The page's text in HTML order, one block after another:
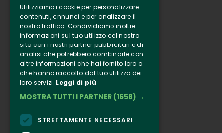
Tenuta Selvaggia
Contacts
Online ticketing
Clappit
Information
Follow Us
Facebook
Utilizziamo i cookie per personalizzare
contenuti, annunci e per analizzare il
nostro traffico. Condividiamo inoltre
informazioni sul tuo utilizzo del nostro
sito con i nostri partner pubblicitari e di
analisi che potrebbero combinarle con
altre informazioni che hai fornito loro o
che hanno raccolto dal tuo utilizzo dei
loro servizi. Leggi di più
MOSTRA TUTTI I PARTNER (1658) →
STRETTAMENTE NECESSARI